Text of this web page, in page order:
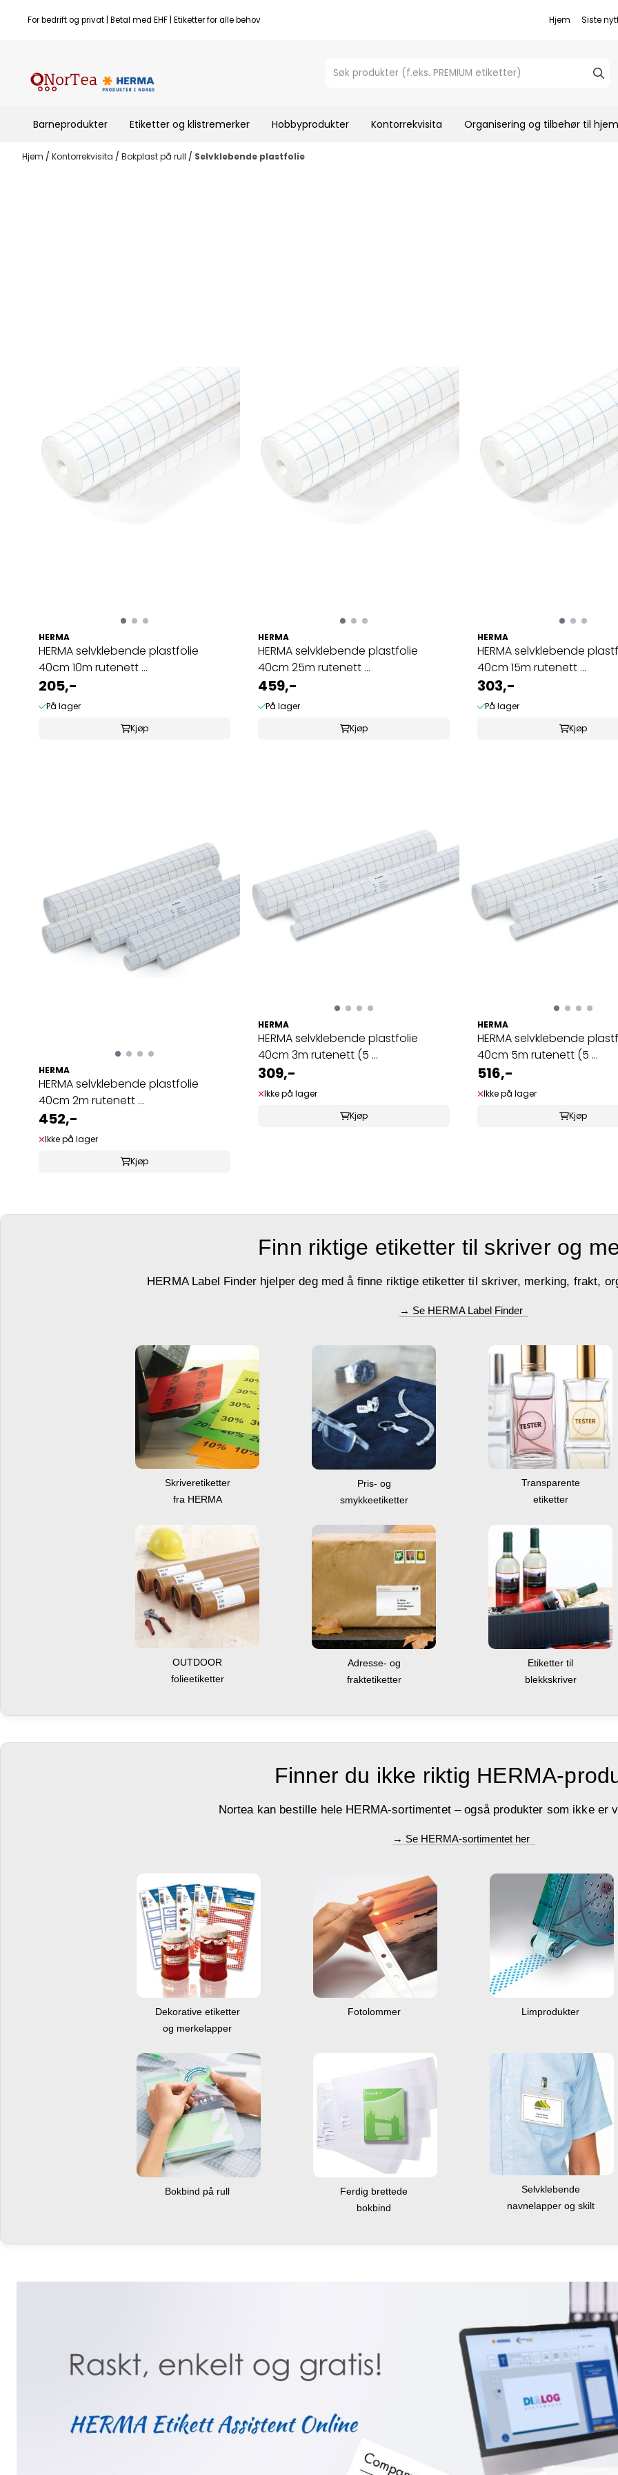
Hopp til innhold
For bedrift og privat | Betal med EHF | Etiketter for alle behov Hjem Siste
Barneprodukter Etiketter og klistremerker Hobbyprodukter Kontorrekvisita Organisering og tilbehør til
Hjem / Kontorrekvisita / Bokplast på rull / Selvklebende plastfolie
HERMA
HERMA selvklebende plastfolie
40cm 10m rutenett ...
205,-
På lager
Kjøp
HERMA
HERMA selvklebende plastfolie
40cm 25m rutenett ...
459,-
På lager
Kjøp
HERMA
HERMA selvklebende
40cm 15m rutenett ...
303,-
På lager
Kjøp
HERMA
HERMA selvklebende plastfolie
40cm 2m rutenett ...
452,-
Ikke på lager
Kjøp
HERMA
HERMA selvklebende plastfolie
40cm 3m rutenett (5 ...
309,-
Ikke på lager
Kjøp
HERMA
HERMA selvklebende
40cm 5m rutenett (5 ...
516,-
Ikke på lager
Kjøp
Finn riktige etiketter til skriver og
HERMA Label Finder hjelper deg med å finne riktige etiketter til skriver, merking, frakt,
→ Se HERMA Label Finder
Skriveretiketter
fra HERMA
Pris- og
smykkeetiketter
Transparente
etiketter
OUTDOOR
folieetiketter
Adresse- og
fraktetiketter
Etiketter til
blekkskriver
Finner du ikke riktig HERMA-
Nortea kan bestille hele HERMA-sortimentet – også produkter som ikke er
→ Se HERMA-sortimentet her
Dekorative etiketter
og merkelapper
Fotolommer Limprodukter
Bokbind på rull
Ferdig brettede
bokbind
Selvklebende
navnelapper og skilt